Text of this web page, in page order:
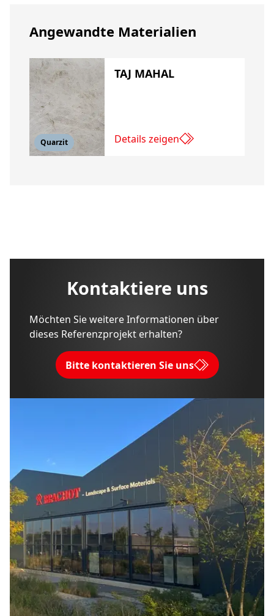
Angewandte Materialien
Quarzit
TAJ MAHAL
Details zeigen
Kontaktiere uns
Möchten Sie weitere Informationen über
dieses Referenzprojekt erhalten?
Bitte kontaktieren Sie uns